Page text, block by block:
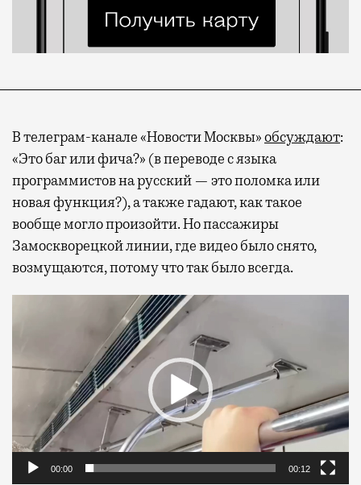
В телеграм-канале «Новости Москвы»обсуждают:
«Это баг или фича?» (в переводе с языка
программистов на русский — это поломка или
новая функция?), а также гадают, как такое
вообще могло произойти. Но пассажиры
Замоскворецкой линии, где видео было снято,
возмущаются, потому что так было всегда.
00:00 00:12